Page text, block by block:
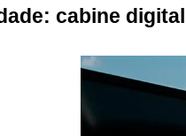
cabine digital